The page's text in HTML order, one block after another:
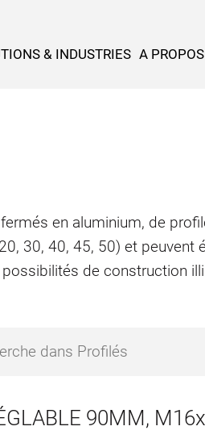
& INDUSTRIES A
en aluminium, de
30, 40, 45, 50) et
de construction
90MM,